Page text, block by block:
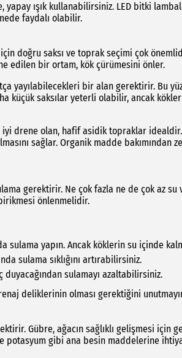
yapay ışık kullanabilirsiniz. LED bitki
faydalı olabilir.
için doğru saksı ve toprak seçimi çok
edilen bir ortam, kök çürümesini önler.
yayılabilecekleri bir alan gerektirir. Bu
küçük saksılar yeterli olabilir, ancak
iyi drene olan, hafif asidik topraklar
sağlar. Organik madde bakımından
gerektirir. Ne çok fazla ne de çok az
önlenmelidir.
sulama yapın. Ancak köklerin su içinde
sulama sıklığını artırabilirsiniz.
duyacağından sulamayı azaltabilirsiniz.
deliklerinin olması gerektiğini
Gübre, ağacın sağlıklı gelişmesi
potasyum gibi ana besin maddelerine